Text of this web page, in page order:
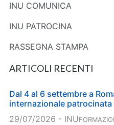
INU COMUNICA
INU PATROCINA
RASSEGNA STAMPA
ARTICOLI RECENTI
Dal 4 al 6 settembre a
internazionale patrocinata
29/07/2026 - INU